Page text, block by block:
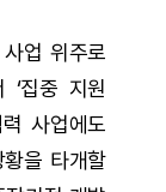
업 위주로
‘집중 지원
사업에도
을 타개할